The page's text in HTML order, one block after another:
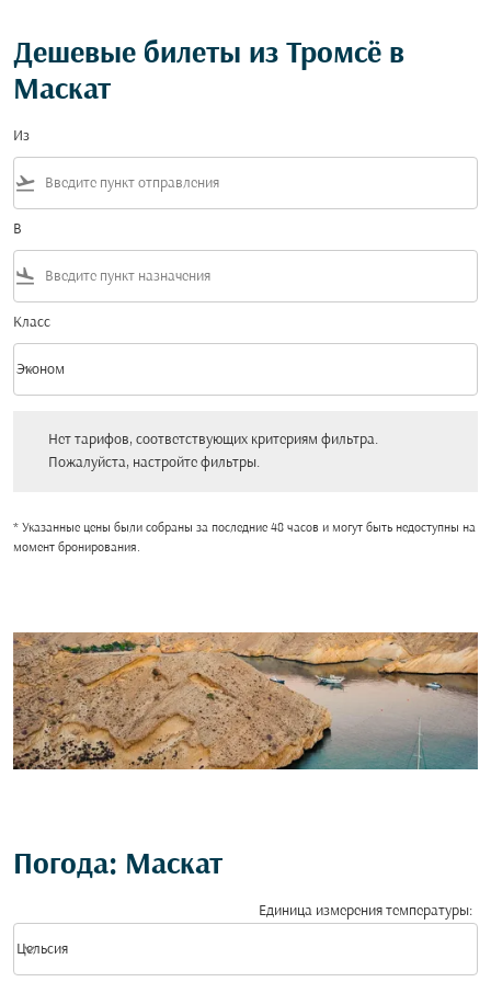
Дешевые билеты из Тромсё в
Маскат
Из
flight_takeoff
В
flight_land
Класс
Класс option Эконом Selected
Эконом
keyboard_arrow_down
Нет тарифов, соответствующих критериям фильтра.
Пожалуйста, настройте фильтры.
* Указанные цены были собраны за последние 48 часов и могут быть недоступны на
момент бронирования.
Погода: Маскат
Единица измерения температуры:
Цельсия
keyboard_arrow_down